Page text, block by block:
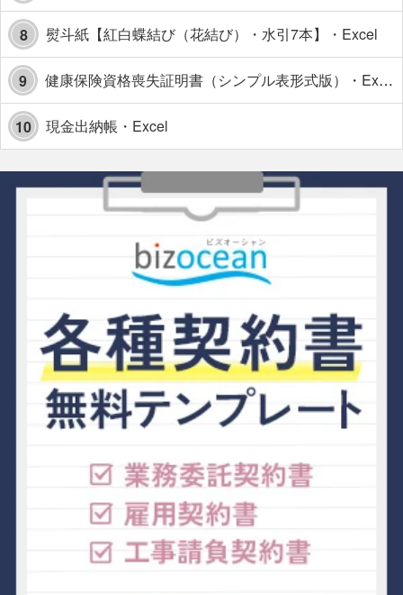
8 熨斗紙【紅白蝶結び（花結び）・水引7本】・Excel
9 健康保険資格喪失証明書（シンプル表形式版）・Excel【見本付き】
10 現金出納帳・Excel